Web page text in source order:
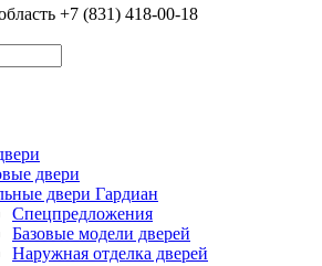
+7 (831) 418-00-18
двери
двери Гардиан
Спецпредложения
Базовые модели дверей
Наружная отделка дверей